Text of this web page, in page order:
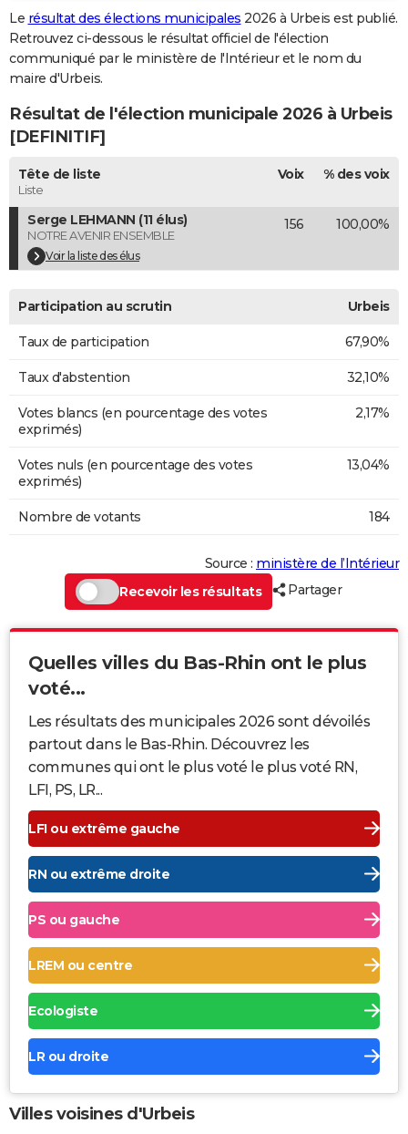
Destinations
City break
Voyage nature
Voyage de noces
Forum
Climat
+
PHOTO
GUIDES D'ACHAT
CARTE DE VOEUX
Carte de Noël
Carte Bonne année
Carte Saint-Valentin
Carte Pâques
Carte d'anniversaire
DICTIONNAIRE
PROGRAMME TV
COPAINS D'AVANT
Bricolage
Lifestyle
Culture
Sport
Auto
Television
Voyage
Cinema
Le résultat des élections municipales 2026 à Urbeis est publié.
Retrouvez ci-dessous le résultat officiel de l'élection
communiqué par le ministère de l'Intérieur et le nom du
maire d'Urbeis.
Résultat de l'élection municipale 2026 à Urbeis
[DEFINITIF]
Tête de liste
Liste
Voix % des voix
Serge LEHMANN (11 élus)
NOTRE AVENIR ENSEMBLE
Voir la liste des élus
156 100,00%
Participation au scrutin Urbeis
Taux de participation 67,90%
Taux d'abstention 32,10%
Votes blancs (en pourcentage des votes
exprimés)
2,17%
Votes nuls (en pourcentage des votes
exprimés)
13,04%
Nombre de votants 184
Source : ministère de l’Intérieur
Recevoir les résultats
Partager
Quelles villes du Bas-Rhin ont le plus
voté...
Les résultats des municipales 2026 sont dévoilés
partout dans le Bas-Rhin. Découvrez les
communes qui ont le plus voté le plus voté RN,
LFI, PS, LR...
LFI ou extrême gauche
RN ou extrême droite
PS ou gauche
LREM ou centre
Ecologiste
LR ou droite
Villes voisines d'Urbeis